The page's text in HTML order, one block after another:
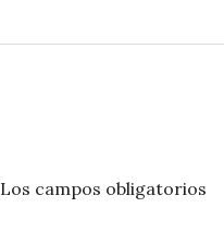
Los campos obligatorios